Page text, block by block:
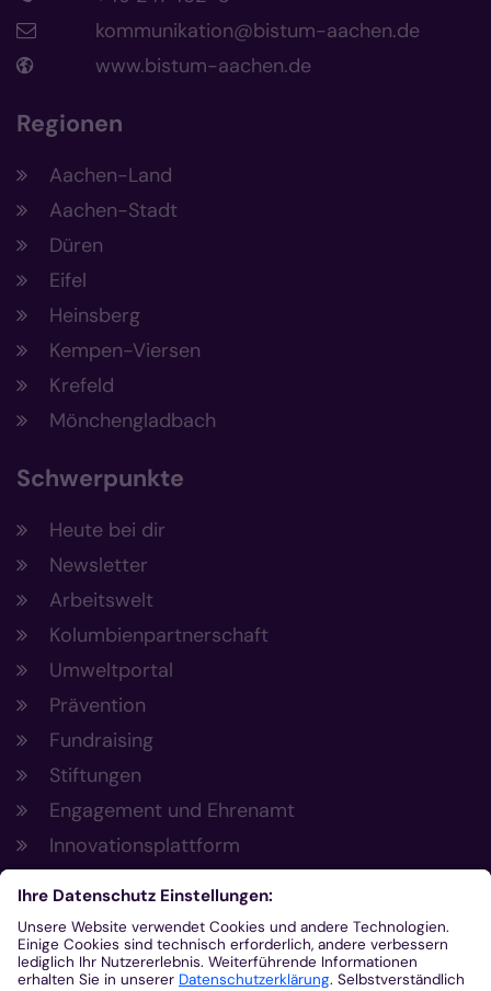
kommunikation@bistum-aachen.de
www.bistum-aachen.de
Regionen
Aachen-Land
Aachen-Stadt
Düren
Eifel
Heinsberg
Kempen-Viersen
Krefeld
Mönchengladbach
Schwerpunkte
Heute bei dir
Newsletter
Arbeitswelt
Kolumbienpartnerschaft
Umweltportal
Prävention
Fundraising
Stiftungen
Engagement und Ehrenamt
Innovationsplattform
Aus der Plattform
Nachrichten